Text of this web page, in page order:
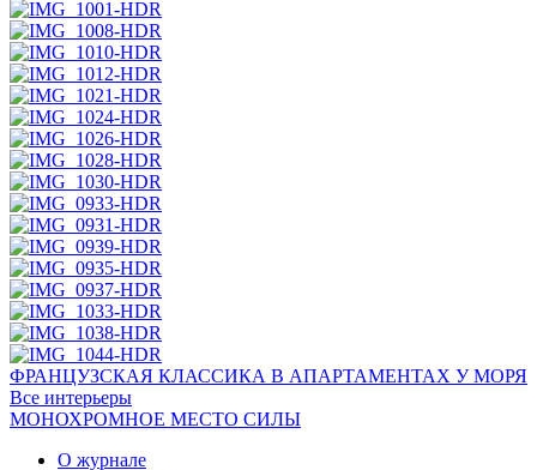
ФРАНЦУЗСКАЯ КЛАССИКА В АПАРТАМЕНТАХ У МОРЯ
Все интерьеры
МОНОХРОМНОЕ МЕСТО СИЛЫ
О журнале